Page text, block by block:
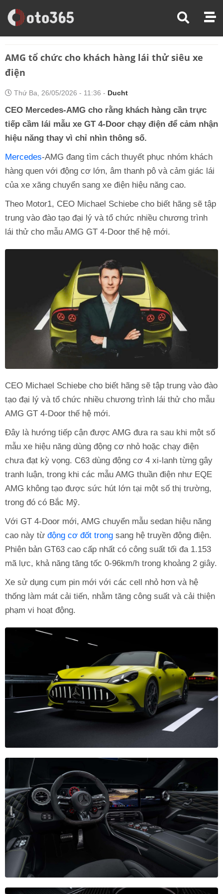
Trang Chủ
Thị Trường Xe
AMG tổ chức cho khách hàng lái thử siêu xe
điện
Thứ Ba, 26/05/2026 - 11:36 - Ducht
CEO Mercedes-AMG cho rằng khách hàng cần trực
tiếp cầm lái mẫu xe GT 4-Door chạy điện để cảm nhận
hiệu năng thay vì chỉ nhìn thông số.
Mercedes-AMG đang tìm cách thuyết phục nhóm khách
hàng quen với động cơ lớn, âm thanh pô và cảm giác lái
của xe xăng chuyển sang xe điện hiệu năng cao.
Theo Motor1, CEO Michael Schiebe cho biết hãng sẽ tập
trung vào đào tạo đại lý và tổ chức nhiều chương trình
lái thử cho mẫu AMG GT 4-Door thế hệ mới.
CEO Michael Schiebe cho biết hãng sẽ tập trung vào đào
tạo đại lý và tổ chức nhiều chương trình lái thử cho mẫu
AMG GT 4-Door thế hệ mới.
Đây là hướng tiếp cận được AMG đưa ra sau khi một số
mẫu xe hiệu năng dùng động cơ nhỏ hoặc chạy điện
chưa đạt kỳ vọng. C63 dùng động cơ 4 xi-lanh từng gây
tranh luận, trong khi các mẫu AMG thuần điện như EQE
AMG không tạo được sức hút lớn tại một số thị trường,
trong đó có Bắc Mỹ.
Với GT 4-Door mới, AMG chuyển mẫu sedan hiệu năng
cao này từ động cơ đốt trong sang hệ truyền động điện.
Phiên bản GT63 cao cấp nhất có công suất tối đa 1.153
mã lực, khả năng tăng tốc 0-96km/h trong khoảng 2 giây.
Xe sử dụng cụm pin mới với các cell nhỏ hơn và hệ
thống làm mát cải tiến, nhằm tăng công suất và cải thiện
phạm vi hoạt động.